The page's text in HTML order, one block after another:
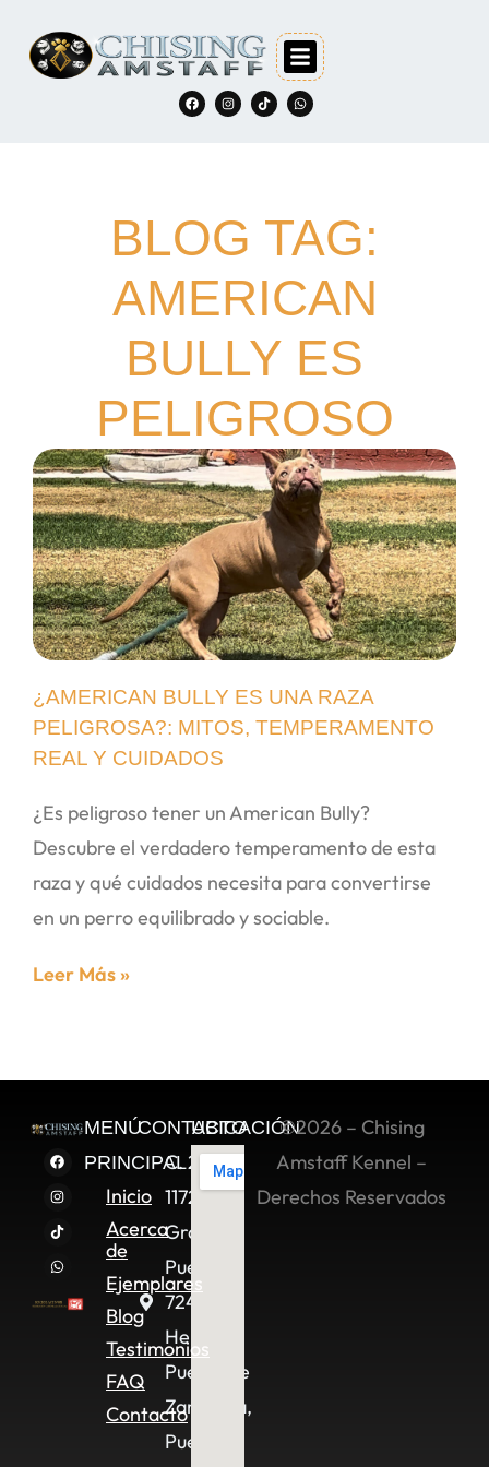
BLOG TAG:
AMERICAN
BULLY ES
PELIGROSO
¿AMERICAN BULLY ES UNA RAZA
PELIGROSA?: MITOS, TEMPERAMENTO
REAL Y CUIDADOS
¿Es peligroso tener un American Bully?
Descubre el verdadero temperamento de esta
raza y qué cuidados necesita para convertirse
en un perro equilibrado y sociable.
Leer Más »
MENÚ
PRINCIPAL
Inicio
Acerca
de
Ejemplares
Blog
Testimonios
FAQ
Contacto
CONTACTO
C. 2 Sur
11722,
Granjas
Puebla,
72490
Heroica
Puebla de
Zaragoza,
Pue.
UBICACIÓN©2026 – Chising
Amstaff Kennel –
Derechos Reservados